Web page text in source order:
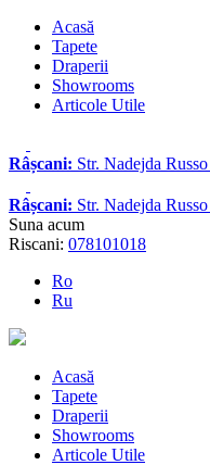
Acasă
Tapete
Draperii
Showrooms
Articole Utile
Râșcani: Str. Nadejda
Râșcani: Str. Nadejda
Suna acum
Riscani: 078101018
Ro
Ru
Acasă
Tapete
Draperii
Showrooms
Articole Utile